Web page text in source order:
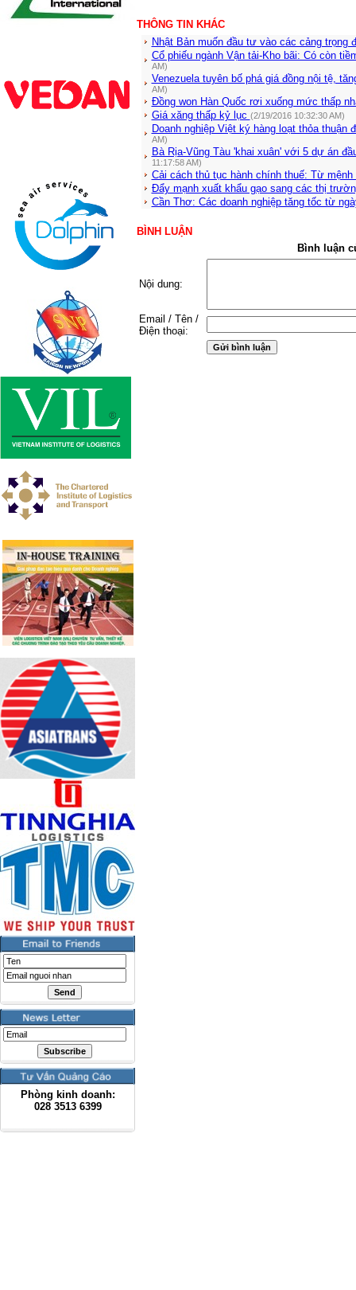
Phòng kinh doanh:
028 3513 6399
THÔNG TIN KHÁC
Nhật Bản muốn đầu tư vào các cảng trọng
Cổ phiếu ngành Vận tải-Kho bãi: Có còn
AM)
Venezuela tuyên bố phá giá đồng nội tệ,
AM)
Đồng won Hàn Quốc rơi xuống mức thấp
Giá xăng thấp kỷ lục (2/19/2016 10:32:30 AM)
Doanh nghiệp Việt ký hàng loạt thỏa thuận
AM)
Bà Rịa-Vũng Tàu 'khai xuân' với 5 dự án
11:17:58 AM)
Cải cách thủ tục hành chính thuế: Từ
Đẩy mạnh xuất khẩu gạo sang các thị
Cần Thơ: Các doanh nghiệp tăng tốc từ
BÌNH LUẬN
Bình luận
Nội dung:
Email / Tên /
Điện thoại: